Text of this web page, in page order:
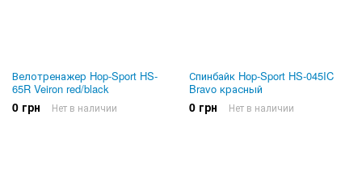
Велотренажер Hop-Sport HS-
65R Veiron red/black
0 грн Нет в наличии
Спинбайк Hop-Sport HS-045IC
Bravo красный
0 грн Нет в наличии